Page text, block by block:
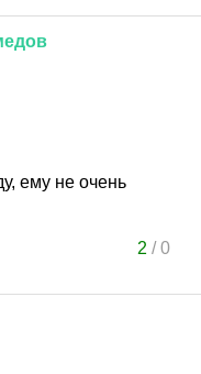
ему не очень
2 /0